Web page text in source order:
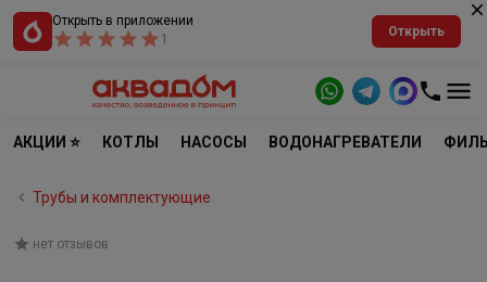
Открыть в приложении
1
Открыть
АКЦИИ ⭐ КОТЛЫ НАСОСЫ ВОДОНАГРЕВАТЕЛИ
Трубы и комплектующие
нет отзывов